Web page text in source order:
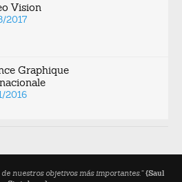
Vision
2017
Graphique
2016
nuestros objetivos más importantes.”{Saul